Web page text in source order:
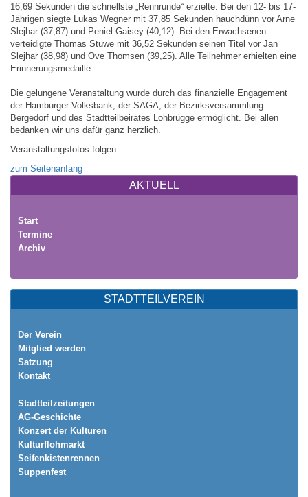
AKTUELL
Start
Termine
Archiv
STADTTEILVEREIN
Der Verein
Mitglied werden
Satzung
Kontakt
Stadtteilzeitungen
AG-Geschichte
Konzert der Kulturen
Kulturflohmarkt
Seifenkistenrennen
Suppenfest
16,69 Sekunden die schnellste „Rennrunde“ erzielte. Bei den 12- bis 17-
Jährigen siegte Lukas Wegner mit 37,85 Sekunden hauchdünn vor Arne
Slejhar (37,87) und Peniel Gaisey (40,12). Bei den Erwachsenen
verteidigte Thomas Stuwe mit 36,52 Sekunden seinen Titel vor Jan
Slejhar (38,98) und Ove Thomsen (39,25). Alle Teilnehmer erhielten eine
Erinnerungsmedaille.
Die gelungene Veranstaltung wurde durch das finanzielle Engagement
der Hamburger Volksbank, der SAGA, der Bezirksversammlung
Bergedorf und des Stadtteilbeirates Lohbrügge ermöglicht. Bei allen
bedanken wir uns dafür ganz herzlich.
Veranstaltungsfotos folgen.
zum Seitenanfang